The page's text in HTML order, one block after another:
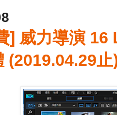
] 威力導演 16
(2019.04.29止